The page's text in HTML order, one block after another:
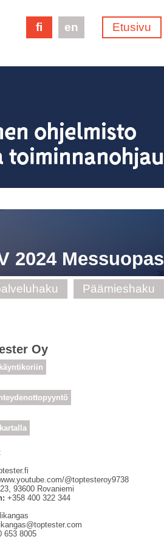
Etusivu
fi en
2024 Messuopas
Päämieshaku
Oy
@toptesteroy9738
93600 Rovaniemi
+358 400 322 344
653 8005